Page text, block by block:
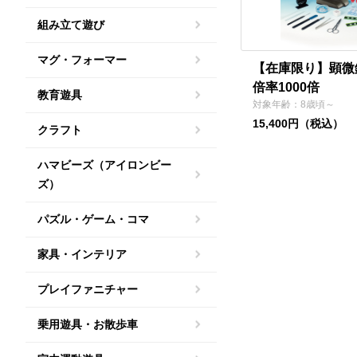
組み立て遊び
マグ・フォーマー
教育遊具
クラフト
ハマビーズ（アイロンビー
ズ）
パズル・ゲーム・コマ
家具・インテリア
プレイファニチャー
乗用遊具・お散歩車
【在庫限り】顕
倍率1000倍
対象年齢：8歳頃～
15,400円（税込）